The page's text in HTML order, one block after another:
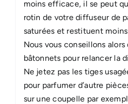
moins efficace, il se peut
rotin de votre diffuseur de
saturées et restituent
Nous vous conseillons
bâtonnets pour relancer la
Ne jetez pas les tiges
pour parfumer d’autre
sur une coupelle par